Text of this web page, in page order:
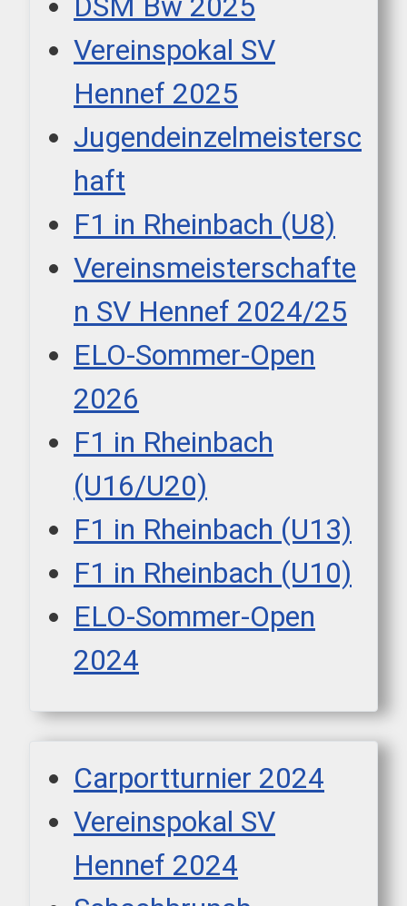
Vereinspokal SV
Hennef 2025
Jugendeinzelmeistersc
haft
F1 in Rheinbach (U8)
Vereinsmeisterschafte
n SV Hennef 2024/25
ELO-Sommer-Open
2026
F1 in Rheinbach
(U16/U20)
F1 in Rheinbach (U13)
F1 in Rheinbach (U10)
ELO-Sommer-Open
2024
Carportturnier 2024
Vereinspokal SV
Hennef 2024